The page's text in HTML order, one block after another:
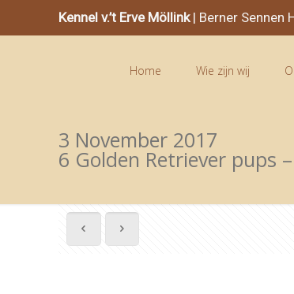
Kennel v.’t Erve Möllink| Berner Sennen
Home Wie zijn wij
3 November 2017
6 Golden Retriever pups